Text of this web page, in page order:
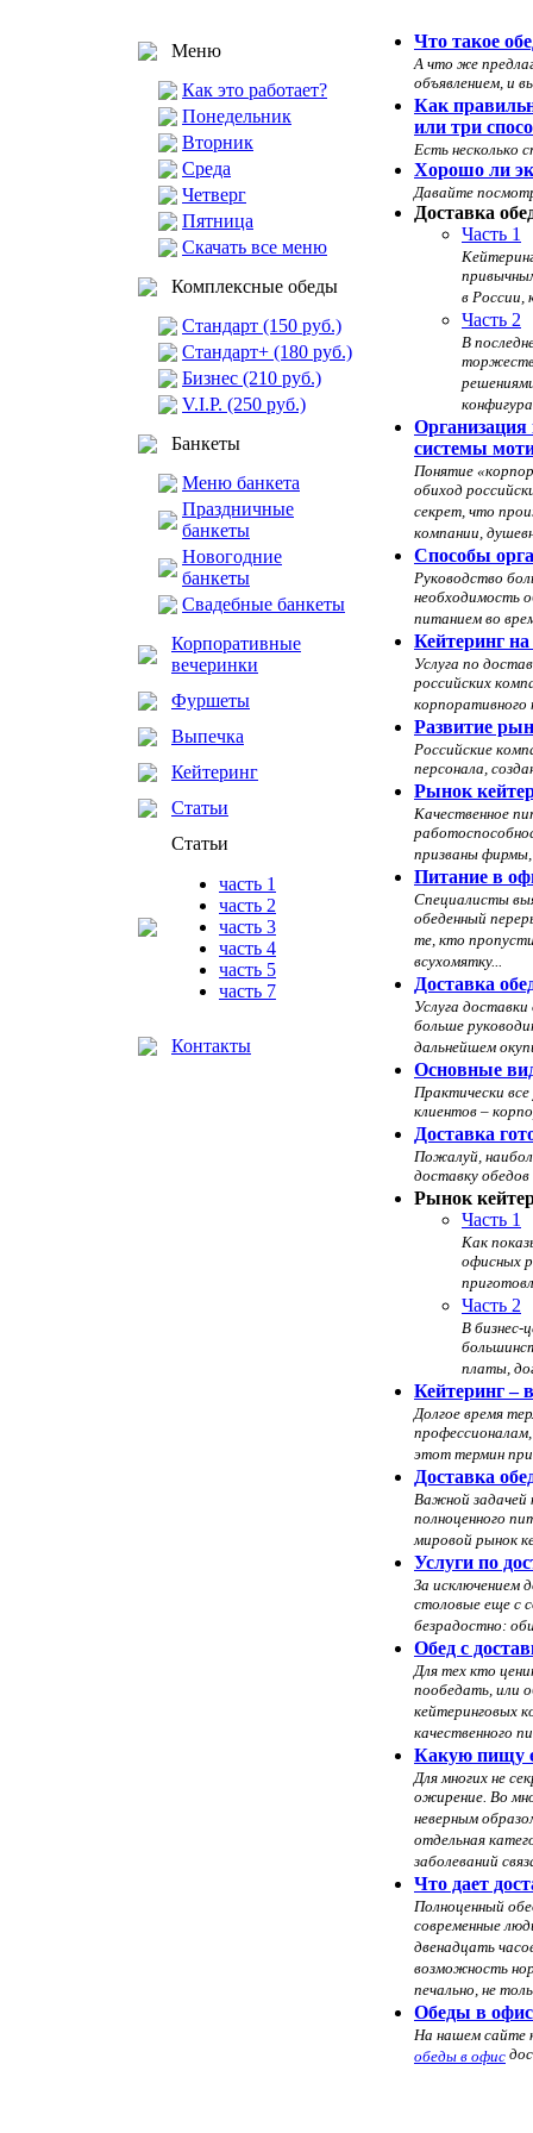
Меню
Как это работает?
Понедельник
Вторник
Среда
Четверг
Пятница
Скачать все меню
Комплексные обеды
Стандарт (150 руб.)
Стандарт+ (180 руб.)
Бизнес (210 руб.)
V.I.P. (250 руб.)
Банкеты
Меню банкета
Праздничные
банкеты
Новогодние
банкеты
Свадебные банкеты
Корпоративные
вечеринки
Фуршеты
Выпечка
Кейтеринг
Статьи
Статьи
часть 1
часть 2
часть 3
часть 4
часть 5
часть 7
Контакты
Что такое
А что же
объявлением, и
Как
или три
Есть несколько
Хорошо ли
Давайте
Доставка
Часть 1
в России,
Часть 2
В
Организация
системы
Понятие
обиход
секрет, что
компании,
Способы
Руководство
необходимость
питанием во
Кейтеринг
Услуга по
российских
корпоративного
Развитие
Российские
персонала,
Рынок
Качественное
призваны
Питание в
Специалисты
обеденный
те, кто
всухомятку...
Доставка
Услуга
больше
дальнейшем
Основные
Практически
клиентов –
Доставка
Пожалуй,
доставку
Рынок
Часть 1
Как
офисных
Часть 2
В бизнес-
платы,
Кейтеринг –
Долгое время
этот термин
Доставка
Важной задачей
полноценного
мировой рынок
Услуги по
За исключением
столовые еще с
безрадостно:
Обед с
Для тех кто
пообедать, или
кейтеринговых
качественного
Какую пищу
Для многих не
ожирение. Во
неверным
отдельная
заболеваний
Что дает
Полноценный
современные
двенадцать
возможность
печально, не
Обеды в
На нашем сайте
обеды в офис